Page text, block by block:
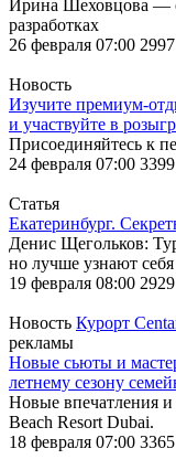
Ирина Шеховцова —
разработках
26 февраля 07:00 2997
Новость
Изучите премиум-
и участвуйте в
Присоединяйтесь к
24 февраля 07:00 3399
Статья
Екатеринбург.
Денис Щегольков:
но лучше узнают себя
19 февраля 08:00 2929
Новость Курорт
рекламы
Новые сьюты и
летнему сезону
Новые впечатления
Beach Resort Dubai.
18 февраля 07:00 3365